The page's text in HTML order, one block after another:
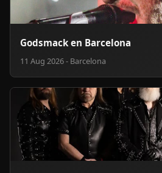
Godsmack en Barcelona
11 Aug 2026 - Barcelona